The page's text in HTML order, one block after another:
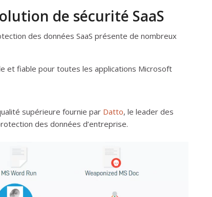
de sécurité SaaS
des données SaaS présente de nombreux
et fiable pour toutes les applications Microsoft
supérieure fournie par Datto, le leader des
des données d’entreprise.